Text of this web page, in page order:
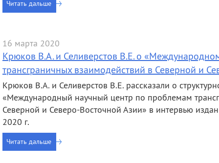
Читать дальше
16 марта 2020
Крюков В.А. и Селиверстов В.Е. о
трансграничных взаимодействий в Северной и
Крюков В.А. и Селиверстов В.Е. рассказали о
«Международный научный центр по проблемам
Северной и Северо-Восточной Азии» в интервью
2020 г.
Читать дальше